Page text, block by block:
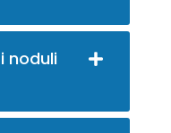
noduli